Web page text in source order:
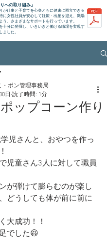
への取り組み」
が仕事と子育てを心身ともに健康に両立できる
に女性社員が安心して妊娠・出産を迎え、職場
う、さまざまなサポートを行っています。
十分に発揮し、いきいきと働ける職場を実現す
ました。
ップコーン作り
・ポン管理事務局
日 読了時間: 1分
児童さん3人に対して職員
が弾けて膨らむのが楽し
どうしても体が前に前に
大成功！！
でした😆